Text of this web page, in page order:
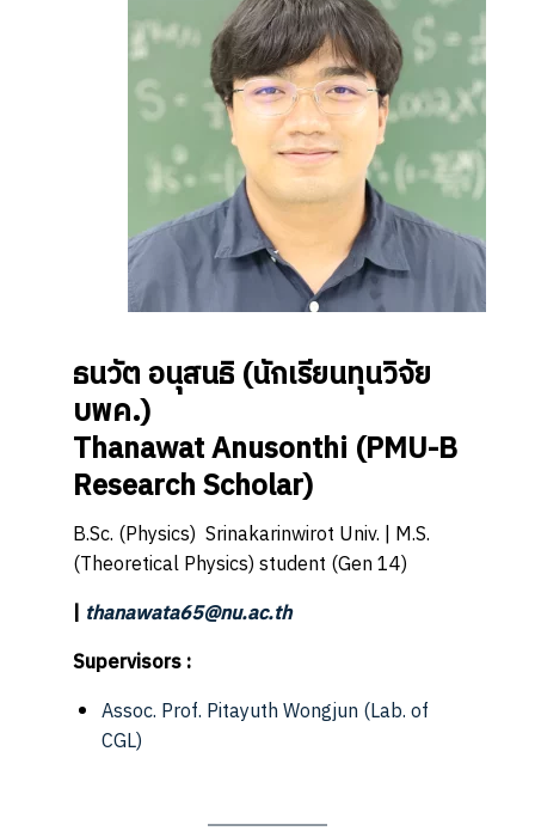
ธนวัต อนุสนธิ (นักเรียนทุนวิจัย
บพค.)
Thanawat Anusonthi (PMU-B
Research Scholar)
B.Sc. (Physics) Srinakarinwirot Univ. | M.S.
(Theoretical Physics) student (Gen 14)
| thanawata65@nu.ac.th
Supervisors :
Assoc. Prof. Pitayuth Wongjun (Lab. of
CGL)